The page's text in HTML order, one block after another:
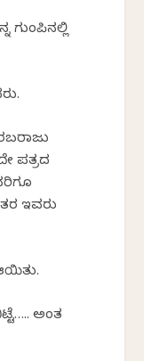
ಗುಂಪಿನಲ್ಲಿ
ಪತ್ರದ
ಇವರು
ಅಂತ